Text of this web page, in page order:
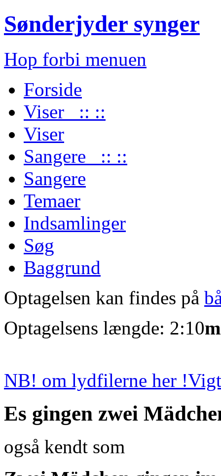
Sønderjyder synger
Hop forbi menuen
Forside
Viser :: ::
Viser
Sangere :: ::
Sangere
Temaer
Indsamlinger
Søg
Baggrund
Optagelsen kan findes på
Optagelsens længde: 2:10
NB! om lydfilerne her !
Es gingen zwei
også kendt som